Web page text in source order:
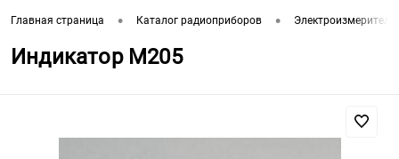
Главная страница • Каталог радиоприборов •
Индикатор М205